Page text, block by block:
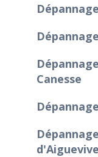
Canesse